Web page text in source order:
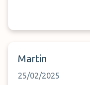
Martin
25/02/2025